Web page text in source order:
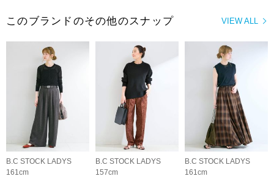
VIEW ALL
このブランドのその他のスナップ
B.C STOCK LADYS
161cm
B.C STOCK LADYS
157cm
B.C STOCK LADYS
161cm